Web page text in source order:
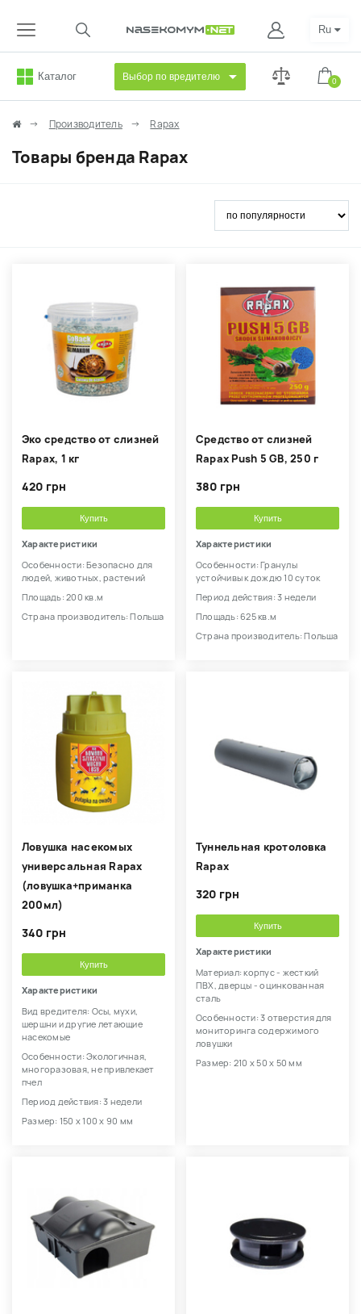
Каталог Выбор по вредителю 0
Ru
Производитель Rapax
Товары бренда Rapax
Эко средство от слизней
Rapax, 1 кг
420 грн
Купить
Характеристики
Особенности: Безопасно для
людей, животных, растений
Площадь: 200 кв.м
Страна производитель: Польша
Средство от слизней
Rapax Push 5 GB, 250 г
380 грн
Купить
Характеристики
Особенности: Гранулы
устойчивы к дождю 10 суток
Период действия: 3 недели
Площадь: 625 кв.м
Страна производитель: Польша
Ловушка насекомых
универсальная Rapax
(ловушка+приманка
200мл)
340 грн
Купить
Характеристики
Вид вредителя: Осы, мухи,
шершни и другие летающие
насекомые
Особенности: Экологичная,
многоразовая, не привлекает
пчел
Период действия: 3 недели
Размер: 150 х 100 х 90 мм
Туннельная кротоловка
Rapax
320 грн
Купить
Характеристики
Материал: корпус - жесткий
ПВХ, дверцы - оцинкованная
сталь
Особенности: 3 отверстия для
мониторинга содержимого
ловушки
Размер: 210 х 50 х 50 мм